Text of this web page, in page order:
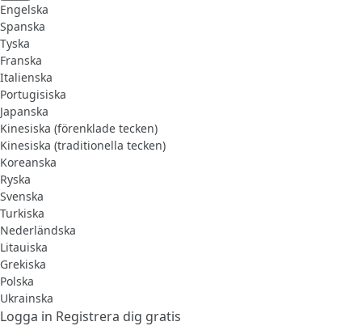
Engelska
Spanska
Tyska
Franska
Italienska
Portugisiska
Japanska
Kinesiska (förenklade tecken)
Kinesiska (traditionella tecken)
Koreanska
Ryska
Svenska
Turkiska
Nederländska
Litauiska
Grekiska
Polska
Ukrainska
Logga in Registrera dig gratis